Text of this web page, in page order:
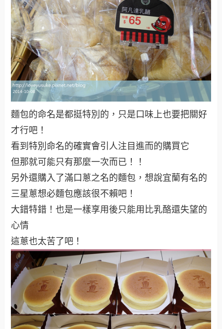
麵包的命名是都挺特別的，只是口味上也要把關好
才行吧！
看到特別命名的確實會引人注目進而的購買它
但那就可能只有那麼一次而已！！
另外還購入了滿口蔥之名的麵包，想說宜蘭有名的
三星蔥想必麵包應該很不賴吧！
大錯特錯！也是一樣享用後只能用比乳酪還失望的
心情
這蔥也太苦了吧！